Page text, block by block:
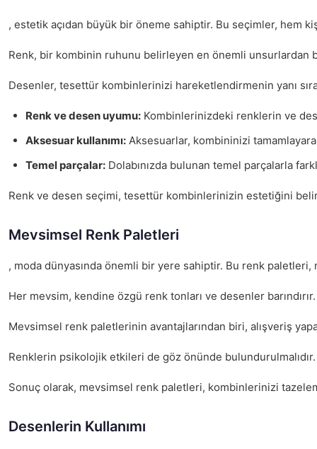
, estetik açıdan büyük bir öneme sahiptir. Bu seçimler, hem
Renk, bir kombinin ruhunu belirleyen en önemli unsurlardan
Desenler, tesettür kombinlerinizi hareketlendirmenin yanı
Renk ve desen uyumu: Kombinlerinizdeki renklerin ve
Aksesuar kullanımı: Aksesuarlar, kombininizi
Temel parçalar: Dolabınızda bulunan temel parçalarla
Renk ve desen seçimi, tesettür kombinlerinizin estetiğini
Mevsimsel Renk Paletleri
, moda dünyasında önemli bir yere sahiptir. Bu renk
Her mevsim, kendine özgü renk tonları ve desenler
Mevsimsel renk paletlerinin avantajlarından biri, alışveriş
Renklerin psikolojik etkileri de göz önünde
Sonuç olarak, mevsimsel renk paletleri, kombinlerinizi
Desenlerin Kullanımı